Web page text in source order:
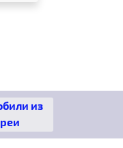
из